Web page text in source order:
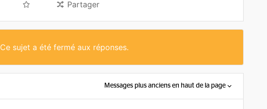
Partager
Ce sujet a été fermé aux réponses.
Messages plus anciens en haut de la page